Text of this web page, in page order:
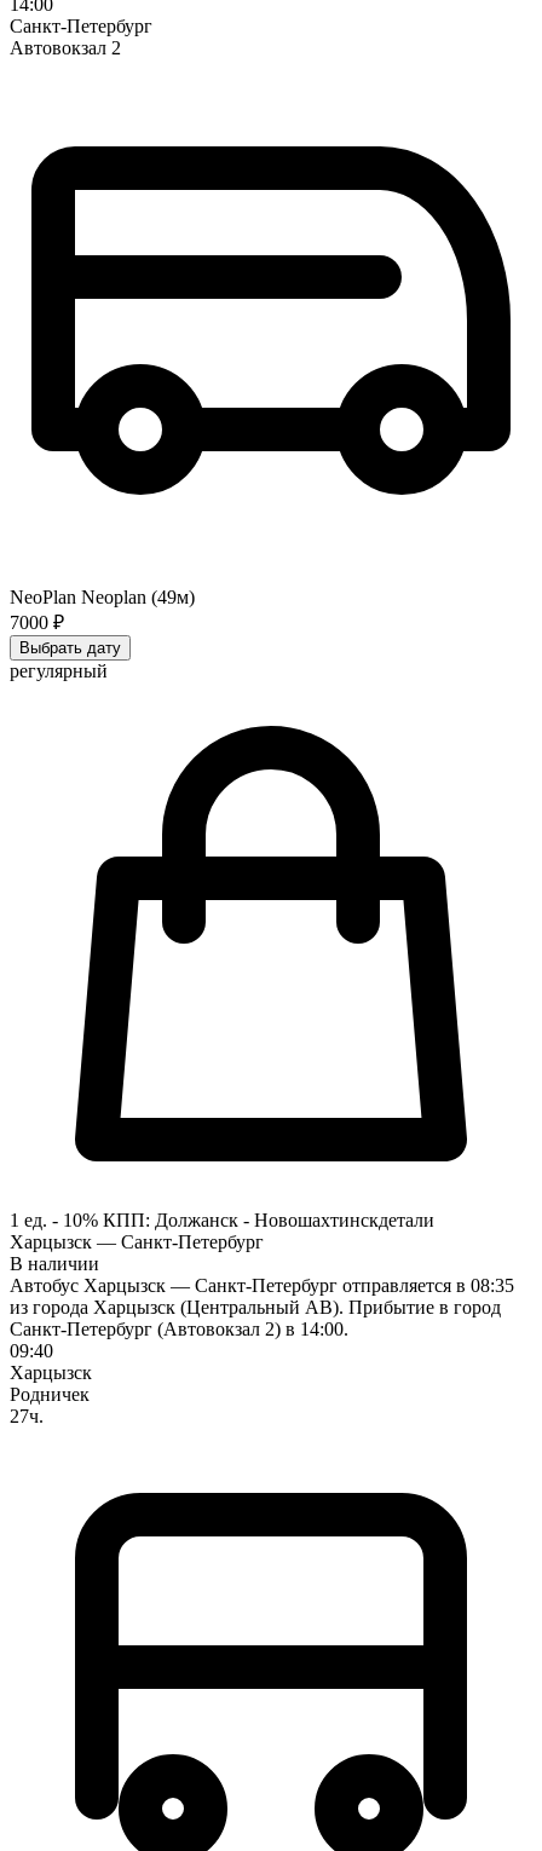
Санкт-Петербург
Автовокзал 2
NeoPlan Neoplan (49м)
7000 ₽
Выбрать дату
регулярный
1 ед. - 10% КПП: Должанск - Новошахтинскдетали
Харцызск — Санкт-Петербург
В наличии
Автобус Харцызск — Санкт-Петербург отправляется в 08:35
из города Харцызск (Центральный АВ). Прибытие в город
Санкт-Петербург (Автовокзал 2) в 14:00.
09:40
Харцызск
Родничек
27ч.